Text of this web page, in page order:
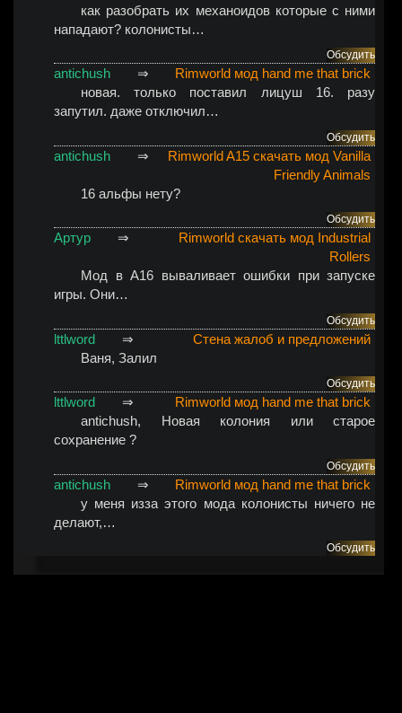
как разобрать их механоидов которые с ними
нападают? колонисты…
Обсудить
antichush ⇒
Rimworld мод hand me that brick
новая. только поставил лицуш 16. разу
запутил. даже отключил…
Обсудить
antichush ⇒
Rimworld A15 скачать мод Vanilla
Friendly Animals
16 альфы нету?
Обсудить
Артур ⇒
Rimworld скачать мод Industrial
Rollers
Мод в A16 вываливает ошибки при запуске
игры. Они…
Обсудить
lttlword ⇒
Стена жалоб и предложений
Ваня, Залил
Обсудить
lttlword ⇒
Rimworld мод hand me that brick
antichush, Новая колония или старое
сохранение ?
Обсудить
antichush ⇒
Rimworld мод hand me that brick
у меня изза этого мода колонисты ничего не
делают,…
Обсудить